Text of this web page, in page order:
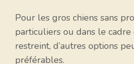
Pour les gros chiens sans
particuliers ou dans le cadre
restreint, d’autres options
préférables.